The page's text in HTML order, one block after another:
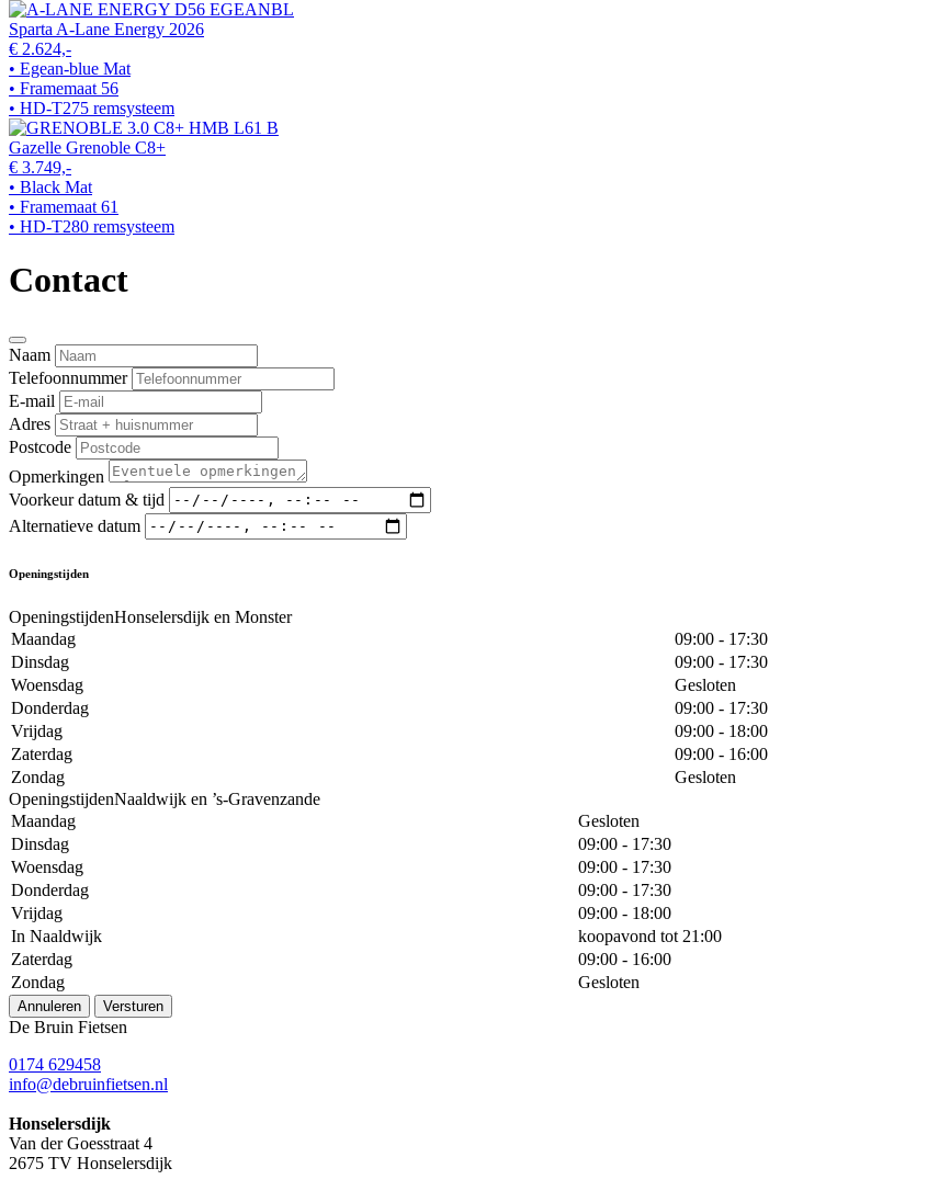
Sparta A-Lane Energy 2026
€ 2.624,-
• Egean-blue Mat
• Framemaat 56
• HD-T275 remsysteem
Gazelle Grenoble C8+
€ 3.749,-
• Black Mat
• Framemaat 61
• HD-T280 remsysteem
Contact
Naam
Telefoonnummer
E-mail
Adres
Postcode
Opmerkingen
Voorkeur datum & tijd
Alternatieve datum
Openingstijden
OpeningstijdenHonselersdijk en Monster
Maandag
09:00 - 17:30
Dinsdag
09:00 - 17:30
Woensdag
Gesloten
Donderdag
09:00 - 17:30
Vrijdag
09:00 - 18:00
Zaterdag
09:00 - 16:00
Zondag
Gesloten
OpeningstijdenNaaldwijk en ’s-Gravenzande
Maandag
Gesloten
Dinsdag
09:00 - 17:30
Woensdag
09:00 - 17:30
Donderdag
09:00 - 17:30
Vrijdag
09:00 - 18:00
In Naaldwijk
koopavond tot 21:00
Zaterdag
09:00 - 16:00
Zondag
Gesloten
Annuleren Versturen
De Bruin Fietsen
0174 629458
info@debruinfietsen.nl
Honselersdijk
Van der Goesstraat 4
2675 TV Honselersdijk